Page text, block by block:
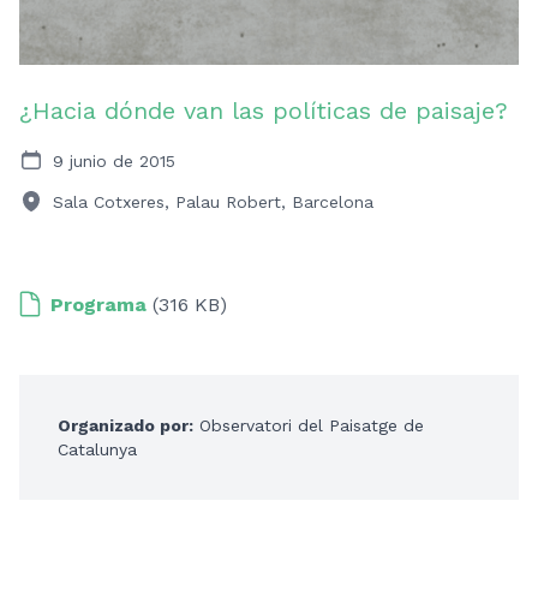
¿Hacia dónde van las políticas de paisaje?
9 junio de 2015
Sala Cotxeres, Palau Robert, Barcelona
Programa (316 KB)
Organizado por: Observatori del Paisatge de
Catalunya